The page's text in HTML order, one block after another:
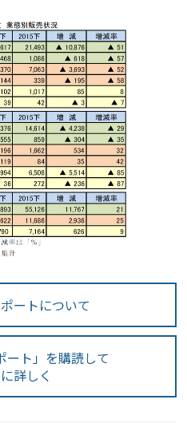
ートについて
ート」を購読して
詳しく